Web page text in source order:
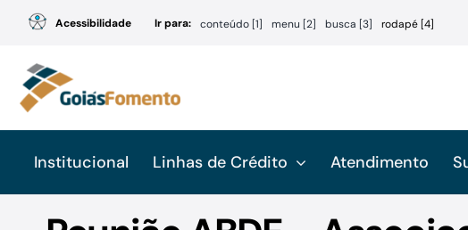
conteúdo
Acessibilidade Ir para: conteúdo [1] menu [2] busca [3] rodapé [4]
Institucional Linhas de Crédito Atendimento